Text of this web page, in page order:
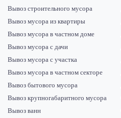
Вывоз строительного мусора
Вывоз мусора из квартиры
Вывоз мусора в частном доме
Вывоз мусора с дачи
Вывоз мусора с участка
Вывоз мусора в частном секторе
Вывоз бытового мусора
Вывоз крупногабаритного мусора
Вывоз ванн